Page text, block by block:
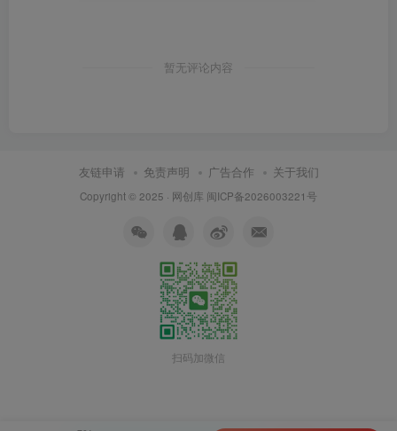
暂无评论内容
友链申请 免责声明 广告合作 关于我们
Copyright © 2025 · 网创库 闽ICP备2026003221号
扫码加微信